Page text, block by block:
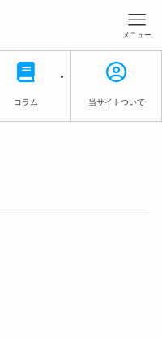
メニュー
コラム 当サイトついて